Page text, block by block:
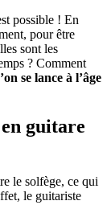
possible ! En
pour être
sont les
? Comment
se lance à l’âge
guitare
le solfège, ce qui
le guitariste